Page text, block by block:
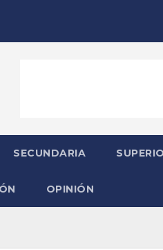
SECUNDARIA
OPINIÓN